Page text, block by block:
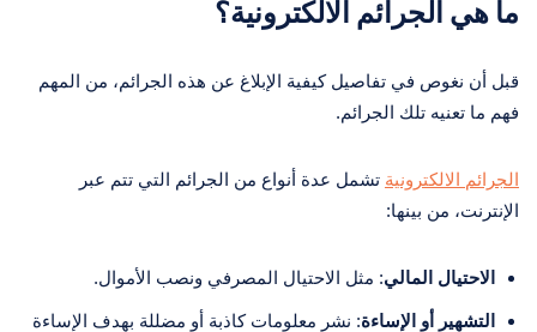
ما هي الجرائم الالكترونية؟
قبل أن نغوص في تفاصيل كيفية الإبلاغ عن هذه الجرائم، من المهم
فهم ما تعنيه تلك الجرائم.
الجرائم الالكترونية تشمل عدة أنواع من الجرائم التي تتم عبر
الإنترنت، من بينها:
الاحتيال المالي: مثل الاحتيال المصرفي ونصب الأموال.
التشهير أو الإساءة: نشر معلومات كاذبة أو مضللة بهدف الإساءة